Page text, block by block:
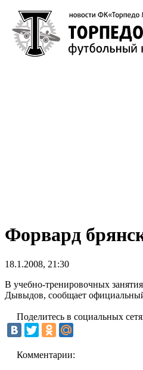
Форвард
18.1.2008, 21:30
В учебно-тренировочных
Дывыдов, сообщает
Поделитесь в социальных
Комментарии: